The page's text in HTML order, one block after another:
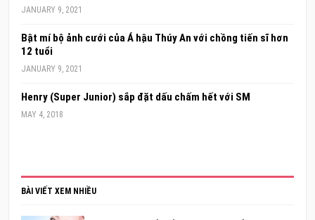
JANUARY 9, 2021
Bật mí bộ ảnh cưới của Á hậu Thúy An với chồng tiến sĩ hơn
12 tuổi
JANUARY 9, 2021
Henry (Super Junior) sắp đặt dấu chấm hết với SM
MAY 4, 2018
BÀI VIẾT XEM NHIỀU